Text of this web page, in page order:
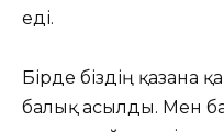
еді.
Бірде біздің қазанға
балық асылды. Мен